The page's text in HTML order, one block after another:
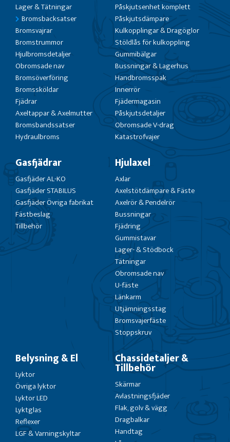
Lager & Tätningar
Bromsbacksatser
Bromsvajrar
Bromstrummor
Hjulbromsdetaljer
Obromsade nav
Bromsöverföring
Bromssköldar
Fjädrar
Axeltappar & Axelmutter
Bromsbandssatser
Hydraulbroms
Påskjutsenhet komplett
Påskjutsdämpare
Kulkopplingar & Dragöglor
Stöldlås för kulkoppling
Gummibälgar
Bussningar & Lagerhus
Handbromsspak
Innerrör
Fjädermagasin
Påskjutsdetaljer
Obromsade V-drag
Katastrofvajer
Gasfjädrar
Gasfjäder AL-KO
Gasfjäder STABILUS
Gasfjäder Övriga fabrikat
Fästbeslag
Tillbehör
Hjulaxel
Axlar
Axelstötdämpare & Fäste
Axelrör & Pendelrör
Bussningar
Fjädring
Gummistavar
Lager- & Stödbock
Tätningar
Obromsade nav
U-fäste
Länkarm
Utjämningsstag
Bromsvajerfäste
Stoppskruv
Belysning & El
Lyktor
Övriga lyktor
Lyktor LED
Lyktglas
Reflexer
LGF & Varningskyltar
Chassidetaljer &
Tillbehör
Skärmar
Avlastningsfjäder
Flak, golv & vägg
Dragbalkar
Handtag